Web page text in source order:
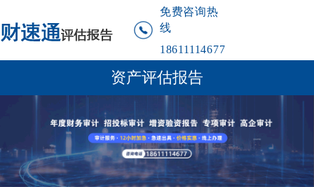
免费咨询热
线
18611114677
资产评估报告